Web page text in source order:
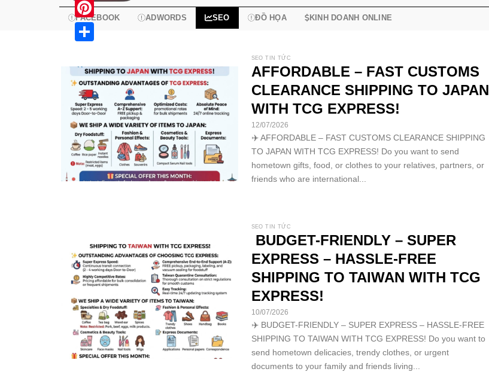
FACEBOOK ADWORDS SEO ĐỒ HỌA KINH DOANH ONLINE
SEO TIN TỨC
AFFORDABLE – FAST CUSTOMS
CLEARANCE SHIPPING TO JAPAN
WITH TCG EXPRESS!
12/07/2026
✈️ AFFORDABLE – FAST CUSTOMS CLEARANCE SHIPPING
TO JAPAN WITH TCG EXPRESS! Do you want to send
hometown gifts, food, or clothes to your relatives, partners, or
friends who are international...
SEO TIN TỨC
BUDGET-FRIENDLY – SUPER
EXPRESS – HASSLE-FREE
SHIPPING TO TAIWAN WITH TCG
EXPRESS!
10/07/2026
✈️ BUDGET-FRIENDLY – SUPER EXPRESS – HASSLE-FREE
SHIPPING TO TAIWAN WITH TCG EXPRESS! Do you want to
send hometown delicacies, trendy clothes, or urgent
documents to your family and friends living...
X
Pinterest